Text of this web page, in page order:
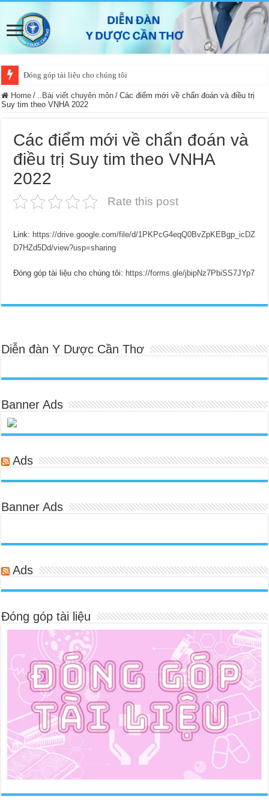
Đóng góp tài liệu cho chúng tôi
Home / ..Bài viết chuyên môn / Các điểm mới về chẩn đoán và điều trị
Suy tim theo VNHA 2022
Các điểm mới về chẩn đoán và
điều trị Suy tim theo VNHA
2022
Rate this post
Link: https://drive.google.com/file/d/1PKPcG4eqQ0BvZpKEBgp_icDZ
D7HZd5Dd/view?usp=sharing
Đóng góp tài liệu cho chúng tôi: https://forms.gle/jbipNz7PbiSS7JYp7
Diễn đàn Y Dược Cần Thơ
Banner Ads
Ads
Banner Ads
Ads
Đóng góp tài liệu